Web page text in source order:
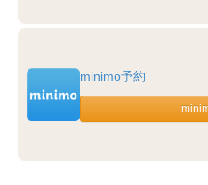
minimo予約